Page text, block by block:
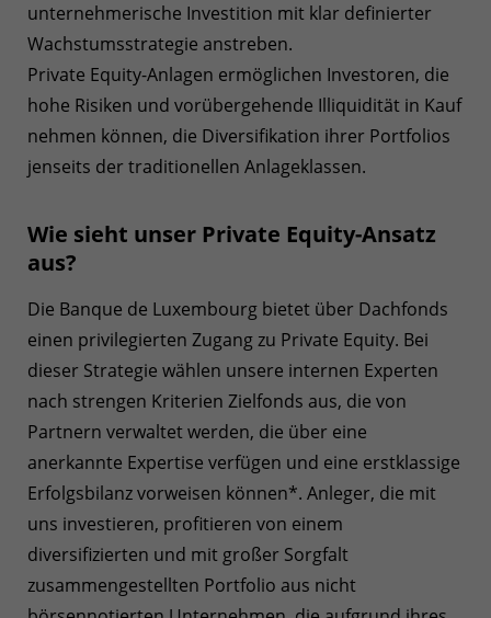
unternehmerische Investition mit klar definierter
Wachstumsstrategie anstreben.
Private Equity-Anlagen ermöglichen Investoren, die
hohe Risiken und vorübergehende Illiquidität in Kauf
nehmen können, die Diversifikation ihrer Portfolios
jenseits der traditionellen Anlageklassen.
Wie sieht unser Private Equity-Ansatz
aus?
Die Banque de Luxembourg bietet über Dachfonds
einen privilegierten Zugang zu Private Equity. Bei
dieser Strategie wählen unsere internen Experten
nach strengen Kriterien Zielfonds aus, die von
Partnern verwaltet werden, die über eine
anerkannte Expertise verfügen und eine erstklassige
Erfolgsbilanz vorweisen können*. Anleger, die mit
uns investieren, profitieren von einem
diversifizierten und mit großer Sorgfalt
zusammengestellten Portfolio aus nicht